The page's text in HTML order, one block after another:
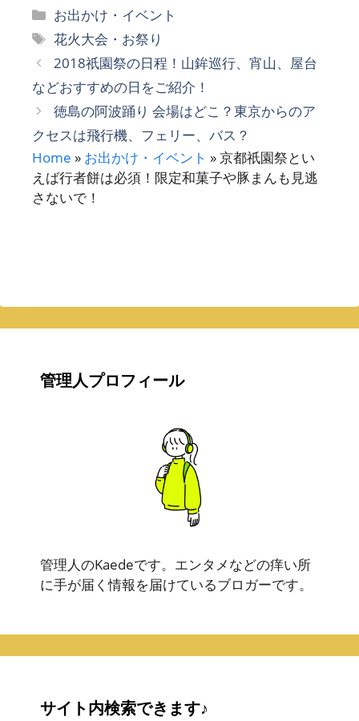
カ
テ
ゴ
リ
ー
お出かけ・イベント
タ
グ
花火大会・お祭り
2018祇園祭の日程！山鉾巡行、宵山、屋台
などおすすめの日をご紹介！
徳島の阿波踊り 会場はどこ？東京からのア
クセスは飛行機、フェリー、バス？
Home » お出かけ・イベント »京都祇園祭とい
えば行者餅は必須！限定和菓子や豚まんも見逃
さないで！
管理人プロフィール
管理人のKaedeです。エンタメなどの痒い所
に手が届く情報を届けているブロガーです。
サイト内検索できます♪